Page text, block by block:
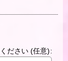
ださい (任意):